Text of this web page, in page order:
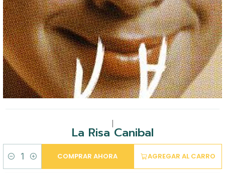
La Risa Canibal
Cantidad
AGREGAR AL CARRO
COMPRAR AHORA